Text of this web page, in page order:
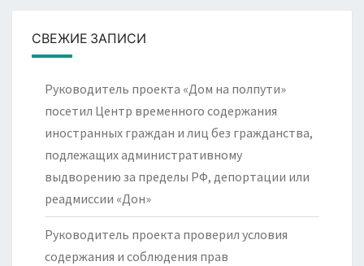
СВЕЖИЕ ЗАПИСИ
Руководитель проекта «Дом на полпути»
посетил Центр временного содержания
иностранных граждан и лиц без гражданства,
подлежащих административному
выдворению за пределы РФ, депортации или
реадмиссии «Дон»
Руководитель проекта проверил условия
содержания и соблюдения прав